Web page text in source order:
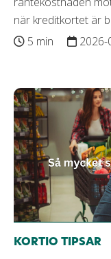
när kreditkortet är
5 min
2026-
KORTIO TIPSAR